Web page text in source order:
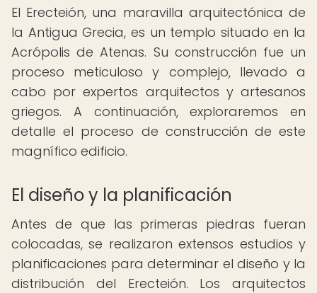
El Erecteión, una maravilla arquitectónica de
la Antigua Grecia, es un templo situado en la
Acrópolis de Atenas. Su construcción fue un
proceso meticuloso y complejo, llevado a
cabo por expertos arquitectos y artesanos
griegos. A continuación, exploraremos en
detalle el proceso de construcción de este
magnífico edificio.
El diseño y la planificación
Antes de que las primeras piedras fueran
colocadas, se realizaron extensos estudios y
planificaciones para determinar el diseño y la
distribución del Erecteión. Los arquitectos